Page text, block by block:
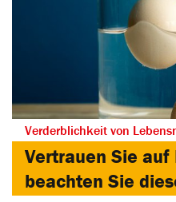
Verderblichkeit von
Vertrauen Sie auf
beachten Sie